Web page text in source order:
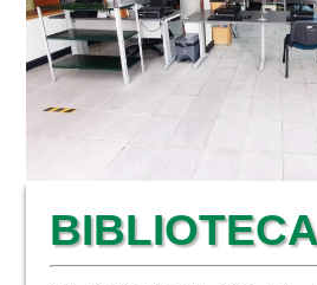
EDUCACIÓN